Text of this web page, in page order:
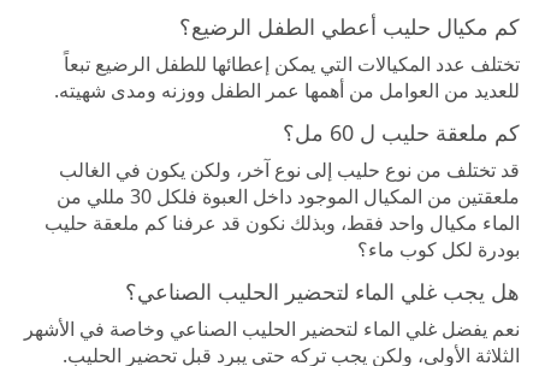
كم مكيال حليب أعطي الطفل الرضيع؟
تختلف عدد المكيالات التي يمكن إعطائها للطفل الرضيع تبعاً
للعديد من العوامل من أهمها عمر الطفل ووزنه ومدى شهيته.
كم ملعقة حليب ل 60 مل؟
قد تختلف من نوع حليب إلى نوع آخر، ولكن يكون في الغالب
ملعقتين من المكيال الموجود داخل العبوة فلكل 30 مللي من
الماء مكيال واحد فقط، وبذلك نكون قد عرفنا كم ملعقة حليب
بودرة لكل كوب ماء؟
هل يجب غلي الماء لتحضير الحليب الصناعي؟
نعم يفضل غلي الماء لتحضير الحليب الصناعي وخاصة في الأشهر
الثلاثة الأولى، ولكن يجب تركه حتى يبرد قبل تحضير الحليب.